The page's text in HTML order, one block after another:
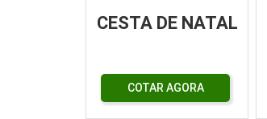
CESTA DE NATAL
COTAR AGORA